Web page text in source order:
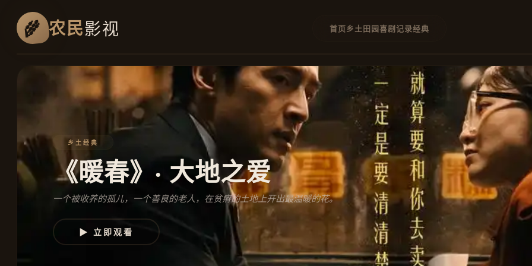
农民影视 首页乡土田园喜剧记录经典
乡土经典
《暖春》· 大地之爱
一个被收养的孤儿，一个善良的老人，在贫瘠的土地上开出最温暖的花。
▶ 立即观看